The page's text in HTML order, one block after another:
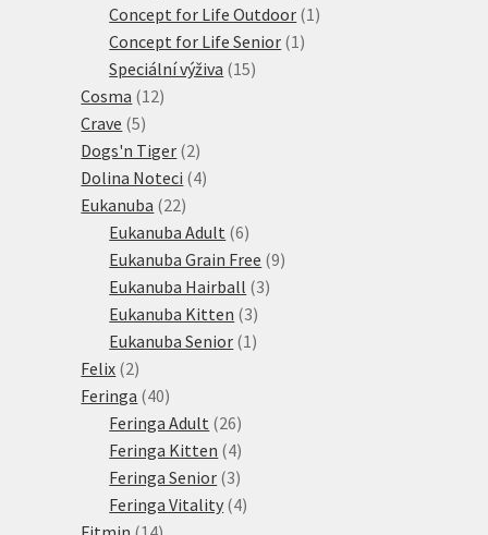
produkty
Concept for Life Outdoor 1 1
Concept for Life Senior 1 1
Speciální výživa 1515
Cosma 1212
Crave 55
produktů
Dogs'n Tiger 22
produkty
Dolina Noteci 44
Eukanuba 2222
produktů
Eukanuba Adult 66
produktů
Eukanuba Grain Free 99
Eukanuba Hairball 33
Eukanuba Kitten 33
produkty
Eukanuba Senior 1 1
Felix 22
produkty
Feringa 4040
produktů
Feringa Adult 2626
produktů
Feringa Kitten 44
produkty
Feringa Senior 33
produkty
Feringa Vitality 44
14